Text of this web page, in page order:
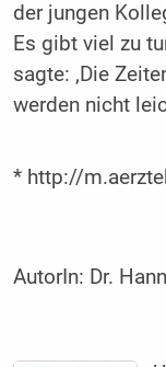
der jungen
Es gibt viel zu
sagte: ‚Die
werden nicht
* http://
AutorIn: Dr.